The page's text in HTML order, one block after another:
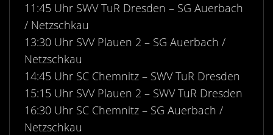
Presseberichte
Fotos
Videos
Bekleidung
Fundraising
Kontakt
11:45 Uhr SWV TuR Dresden – SG Auerbach
/ Netzschkau
13:30 Uhr SVV Plauen 2 – SG Auerbach /
Netzschkau
14:45 Uhr SC Chemnitz – SWV TuR Dresden
15:15 Uhr SVV Plauen 2 – SWV TuR Dresden
16:30 Uhr SC Chemnitz – SG Auerbach /
Netzschkau